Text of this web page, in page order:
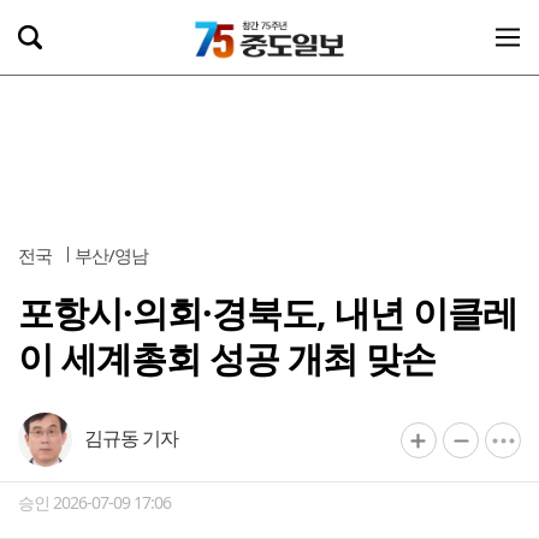
전국 부산/영남
포항시·의회·경북도, 내년 이클레
이 세계총회 성공 개최 맞손
김규동 기자
승인 2026-07-09 17:06